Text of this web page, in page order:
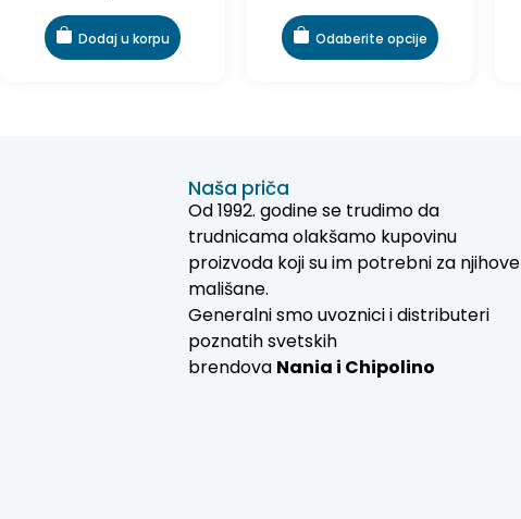
Dodaj u korpu Odaberite opcije
Naša priča
Od 1992. godine se trudimo da
trudnicama olakšamo kupovinu
proizvoda koji su im potrebni za njihove
mališane.
Generalni smo uvoznici i distributeri
poznatih svetskih
brendova Nania i Chipolino